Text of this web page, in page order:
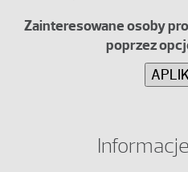
Zainteresowane osoby
poprzez